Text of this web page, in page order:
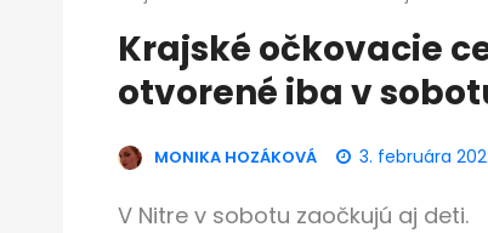
Krajské očkovacie
otvorené iba v
MONIKA HOZÁKOVÁ 3. februára
V Nitre v sobotu zaočkujú aj deti.